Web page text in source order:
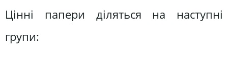
Цінні папери діляться на наступні
групи: